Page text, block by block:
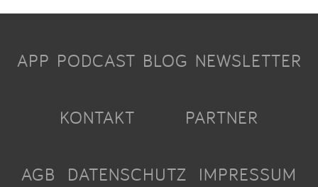
APP PODCAST BLOG NEWSLETTER
KONTAKT PARTNER
AGB DATENSCHUTZ IMPRESSUM